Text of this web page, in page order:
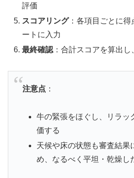
評価
スコアリング：各項目ごとに得
ートに入力
最終確認 ：合計スコアを算出
注意点 ：
牛の緊張をほぐし、リラッ
価する
天候や床の状態も審査結果
め、なるべく平坦・乾燥し